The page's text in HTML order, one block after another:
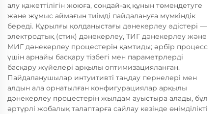
алу қажеттілігін жоюға, сондай-ақ құнын төмендетуге
және жұмыс аймағын тиімді пайдалануға мүмкіндік
береді. Құрылғы қолданыстағы дәнекерлеу әдістері —
электродтық (стик) дәнекерлеу, ТИГ дәнекерлеу және
МИГ дәнекерлеу процестерін қамтиды; әрбір процесс
үшін арнайы басқару тізбегі мен параметрлерді
басқару жүйелері арқылы оптимизацияланған.
Пайдаланушылар интуитивті таңдау пернелері мен
алдын ала орнатылған конфигурациялар арқылы
дәнекерлеу процестерін жылдам ауыстыра алады, бұл
әртүрлі жобалық талаптарға сайлау кезінде өнімділікті